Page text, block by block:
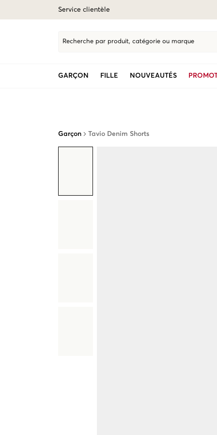
Service clientèle
Recherche par produit, catégorie ou marque
GARÇON FILLE NOUVEAUTÉS
Garçon Tavio Denim Shorts